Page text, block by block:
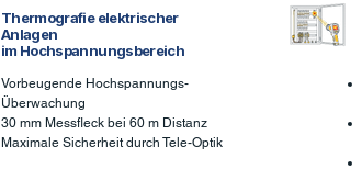
Thermografie elektrischer
Anlagen
im Hochspannungsbereich
Vorbeugende Hochspannungs-
Überwachung
30 mm Messfleck bei 60 m Distanz
Maximale Sicherheit durch Tele-Optik